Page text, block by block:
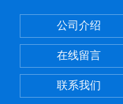
公司介绍
在线留言
联系我们